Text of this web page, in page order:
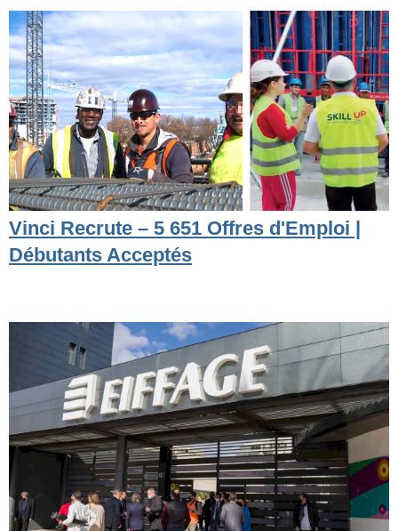
Vinci Recrute – 5 651 Offres d'Emploi |
Débutants Acceptés